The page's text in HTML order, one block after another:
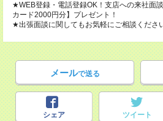
★WEB登録・電話登録OK！支店への来社面
カード2000円分】プレゼント！
★出張面談に関してもお気軽にご相談くださ
メールで送る
シェア ツイート